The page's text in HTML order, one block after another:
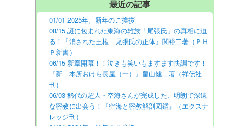
最近の記事
01/01 2025年。新年のご挨拶
08/15 謎に包まれた東海の雄族「尾張氏」の真相に迫
る！『消された王権 尾張氏の正体』関裕二著（ＰＨ
Ｐ新書）
06/15 新章開幕！！泣きも笑いもますます快調です！
『新 本所おけら長屋（一）』畠山健二著（祥伝社
刊）
06/03 稀代の超人・空海さんが完成した、明朗で深遠
な密教に出会う！『空海と密教解剖図鑑』（エクスナ
レッジ刊）